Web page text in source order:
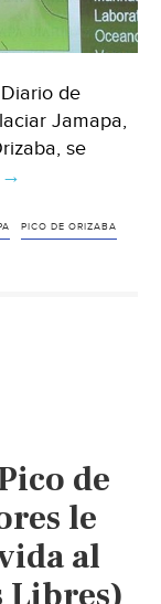
de
Jamapa,
se
Veracruz:
acaba
(Diario
de
Xalapa)
→
PICO DE ORIZABA
de
le
al